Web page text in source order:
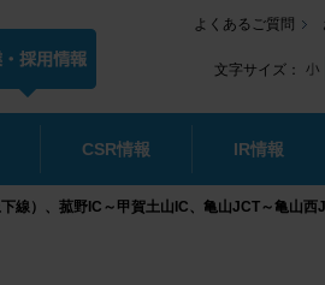
よくあるご質問
文字サイズ：
CSR情報 IR情報
）、菰野IC～甲賀土山IC、亀山JCT～亀山西